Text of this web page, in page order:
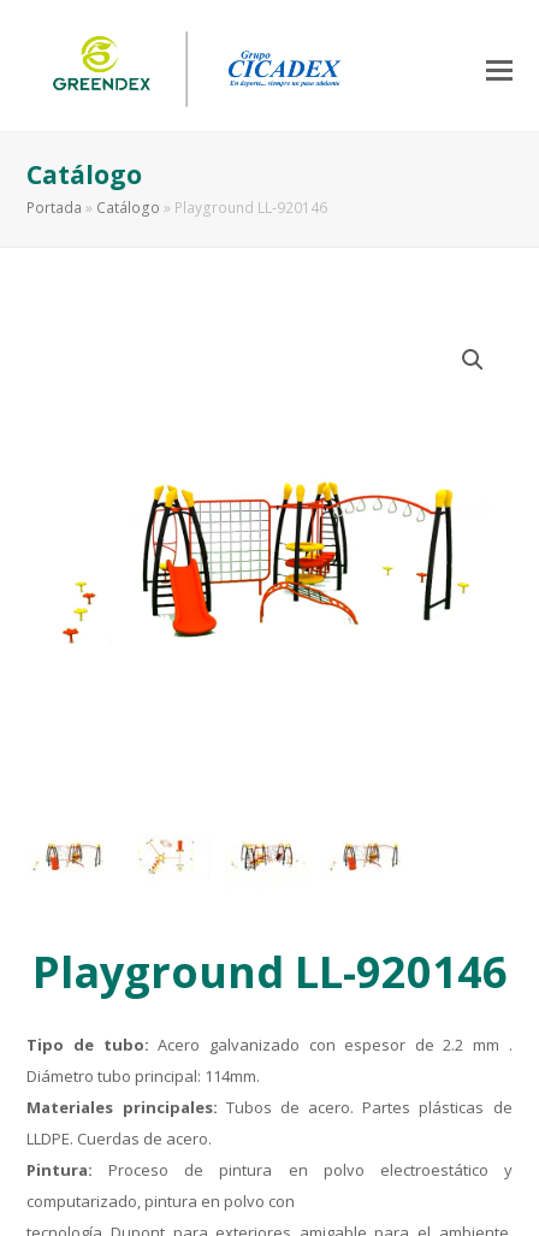
Catálogo
Portada » Catálogo » Playground LL-920146
Playground LL-920146
Tipo de tubo: Acero galvanizado con espesor de 2.2 mm .
Diámetro tubo principal: 114mm.
Materiales principales: Tubos de acero. Partes plásticas de
LLDPE. Cuerdas de acero.
Pintura: Proceso de pintura en polvo electroestático y
computarizado, pintura en polvo con